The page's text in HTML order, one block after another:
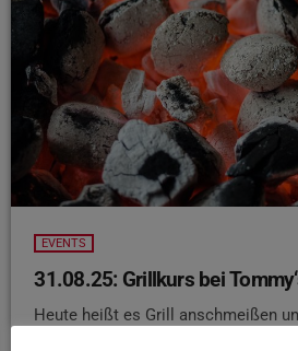
EVENTS
31.08.25: Grillkurs bei
Heute heißt es Grill anschmeißen